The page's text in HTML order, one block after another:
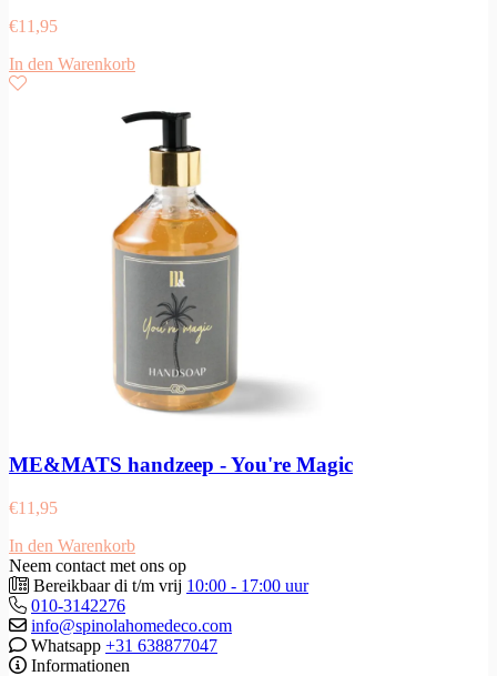
€11,95
In den Warenkorb
ME&MATS handzeep - You're Magic
€11,95
In den Warenkorb
Neem contact met ons op
Bereikbaar di t/m vrij 10:00 - 17:00 uur
010-3142276
info@spinolahomedeco.com
Whatsapp +31 638877047
Informationen